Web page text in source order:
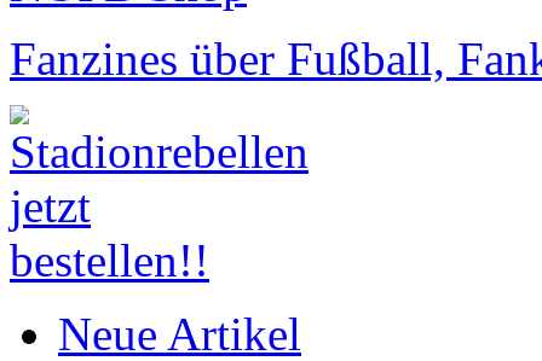
Fanzines über Fußball,
Neue Artikel